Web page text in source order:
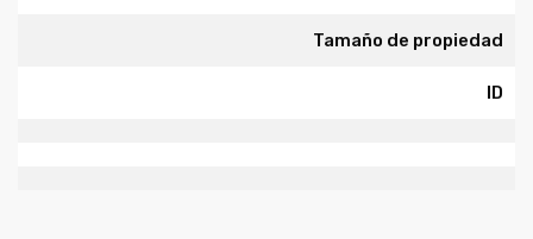
Tamaño de propiedad
ID